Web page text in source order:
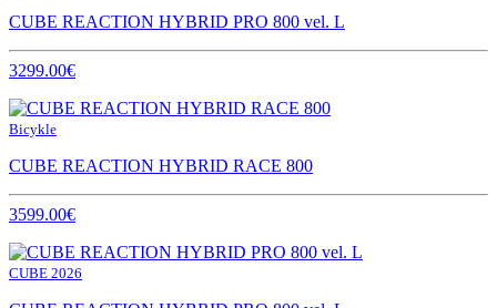
CUBE REACTION HYBRID PRO 800 vel. L
3299.00€
Bicykle
CUBE REACTION HYBRID RACE 800
3599.00€
CUBE 2026